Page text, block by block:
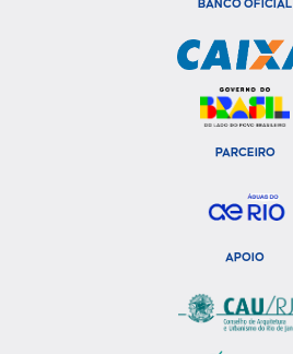
BANCO OFICIAL
PARCEIRO
APOIO